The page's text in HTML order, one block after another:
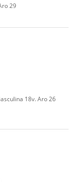
29
18v. Aro 26